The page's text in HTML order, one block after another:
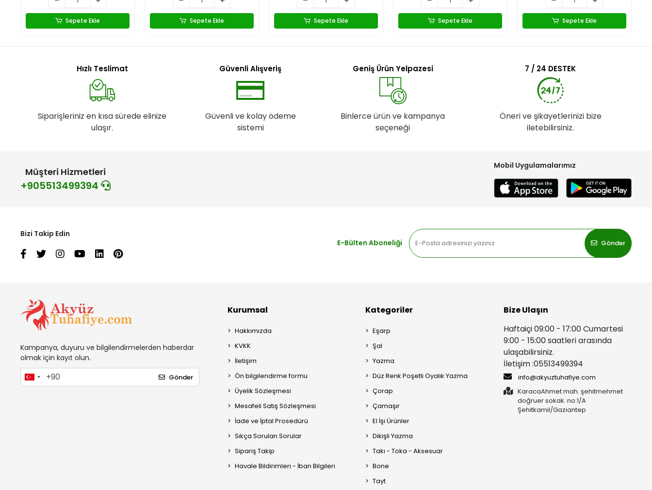
Sepete Ekle Sepete Ekle Sepete Ekle Sepete Ekle Sepete Ekle
Hızlı Teslimat
Siparişleriniz en kısa sürede elinize
ulaşır.
Güvenli Alışveriş
Güvenli ve kolay ödeme
sistemi
Geniş Ürün Yelpazesi
Binlerce ürün ve kampanya
seçeneği
7 / 24 DESTEK
Öneri ve şikayetlerinizi bize
iletebilirsiniz.
Müşteri Hizmetleri
+905513499394
Mobil Uygulamalarımız
Bizi Takip Edin
E-Bülten Aboneliği
Gönder
Kampanya, duyuru ve bilgilendirmelerden haberdar
olmak için kayıt olun.
Gönder
Kurumsal
Hakkımızda
KVKK
İletişim
Ön bilgilendirme formu
Üyelik Sözleşmesi
Mesafeli Satış Sözleşmesi
İade ve İptal Prosedürü
Sıkça Sorulan Sorular
Sipariş Takip
Havale Bildirimleri - İban Bilgileri
Kategoriler
Eşarp
Şal
Yazma
Düz Renk Poşetli Oyalık Yazma
Çorap
Çamaşır
El İşi Ürünler
Dikişli Yazma
Takı - Toka - Aksesuar
Bone
Tayt
Bize Ulaşın
Haftaiçi 09:00 - 17:00 Cumartesi
9:00 - 15:00 saatleri arasında
ulaşabilirsiniz.
İletişim :05513499394
info@akyuztuhafiye.com
KaracaAhmet mah. şehitmehmet
doğruer sokak. no:1/A
Şehitkamil/Gaziantep